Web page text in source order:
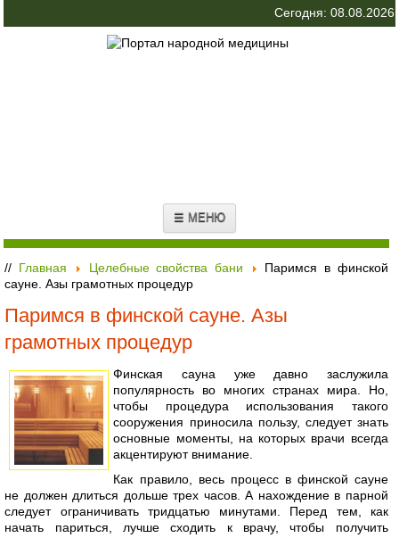
Сегодня: 08.08.2026
☰ МЕНЮ
// Главная Целебные свойства бани
Паримся в финской
сауне. Азы грамотных процедур
Паримся в финской сауне. Азы
грамотных процедур
Финская сауна уже давно заслужила
популярность во многих странах мира. Но,
чтобы процедура использования такого
сооружения приносила пользу, следует знать
основные моменты, на которых врачи всегда
акцентируют внимание.
Как правило, весь процесс в финской сауне
не должен длиться дольше трех часов. А нахождение в парной
следует ограничивать тридцатью минутами. Перед тем, как
начать париться, лучше сходить к врачу, чтобы получить